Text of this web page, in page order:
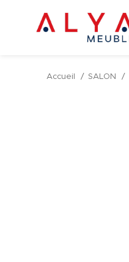
Accueil SALON